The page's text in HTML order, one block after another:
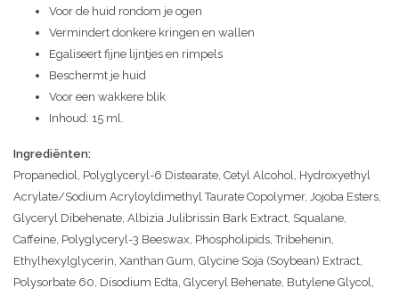
Voor de huid rondom je ogen
Vermindert donkere kringen en wallen
Egaliseert fijne lijntjes en rimpels
Beschermt je huid
Voor een wakkere blik
Inhoud: 15 ml.
Ingrediënten:
Propanediol, Polyglyceryl-6 Distearate, Cetyl Alcohol, Hydroxyethyl
Acrylate/Sodium Acryloyldimethyl Taurate Copolymer, Jojoba Esters,
Glyceryl Dibehenate, Albizia Julibrissin Bark Extract, Squalane,
Caffeine, Polyglyceryl-3 Beeswax, Phospholipids, Tribehenin,
Ethylhexylglycerin, Xanthan Gum, Glycine Soja (Soybean) Extract,
Polysorbate 60, Disodium Edta, Glyceryl Behenate, Butylene Glycol,